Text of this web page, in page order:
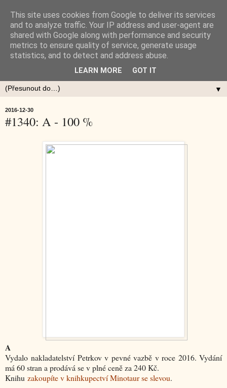
▼
2016-12-30
#1340: A - 100 %
A
Vydalo nakladatelství Petrkov v pevné vazbě v roce 2016. Vydání
má 60 stran a prodává se v plné ceně za 240 Kč.
Knihu zakoupíte v knihkupectví Minotaur se slevou.
This site uses cookies from Google to deliver its services
and to analyze traffic. Your IP address and user-agent are
shared with Google along with performance and security
metrics to ensure quality of service, generate usage
statistics, and to detect and address abuse.
LEARN MORE GOT IT